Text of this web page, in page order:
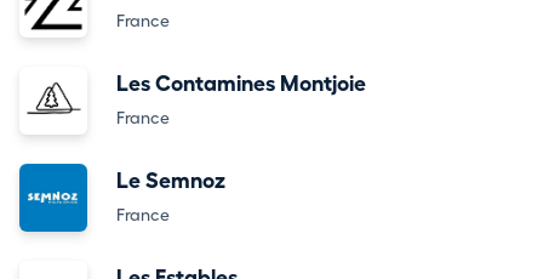
France
Les Contamines Montjoie
France
Le Semnoz
France